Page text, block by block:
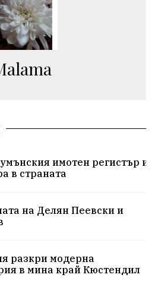
имотен регистър и
в страната
на Делян Пеевски и
разкри модерна
в мина край Кюстендил